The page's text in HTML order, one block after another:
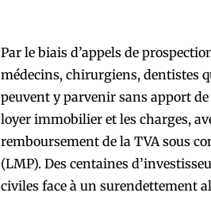
Par le biais d’appels de
médecins, chirurgiens, dentistes
peuvent y parvenir sans apport
loyer immobilier et les charges,
remboursement de la TVA sous
(LMP). Des centaines
civiles face à un surendettement